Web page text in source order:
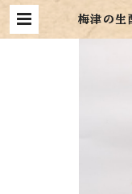
梅津の生
田錦60